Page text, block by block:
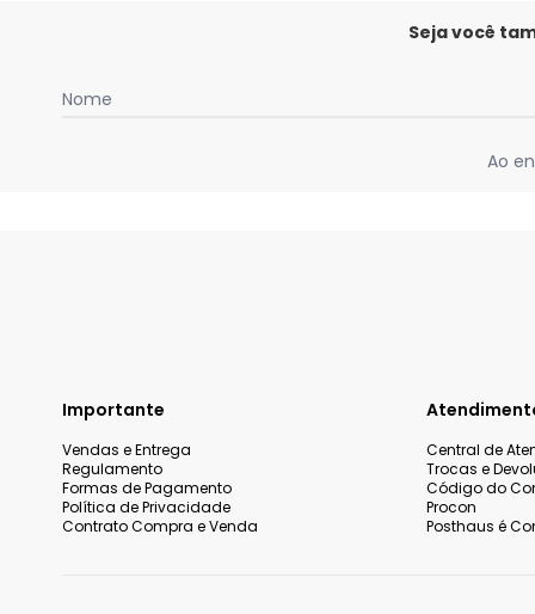
Seja você
Nome
Ao
Importante
Vendas e Entrega
Regulamento
Formas de Pagamento
Política de Privacidade
Contrato Compra e Venda
Central de
Trocas e
Código do
Procon
Posthaus é